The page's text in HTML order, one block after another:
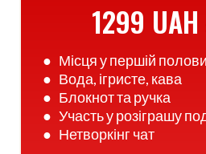
1299 UAH
● Місця у першій
● Вода, ігристе, кава
● Блокнот та ручка
● Участь у розіграшу
● Нетворкінг чат